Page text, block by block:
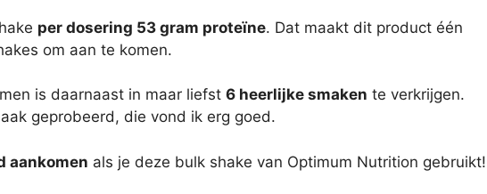
per dosering 53 gram proteïne. Dat maakt dit product één
om aan te komen.
is daarnaast in maar liefst 6 heerlijke smaken te verkrijgen.
geprobeerd, die vond ik erg goed.
aankomen als je deze bulk shake van Optimum Nutrition gebruikt!